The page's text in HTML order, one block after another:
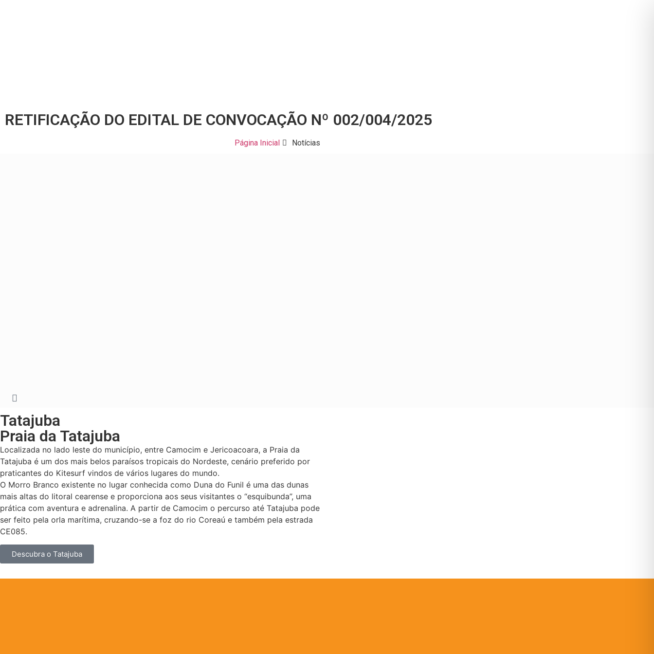
RETIFICAÇÃO DO EDITAL DE CONVOCAÇÃO Nº 002/004/2025
Página Inicial Notícias
Tatajuba
Praia da Tatajuba
Localizada no lado leste do município, entre Camocim e Jericoacoara, a Praia da
Tatajuba é um dos mais belos paraísos tropicais do Nordeste, cenário preferido por
praticantes do Kitesurf vindos de vários lugares do mundo.
O Morro Branco existente no lugar conhecida como Duna do Funil é uma das dunas
mais altas do litoral cearense e proporciona aos seus visitantes o “esquibunda”, uma
prática com aventura e adrenalina. A partir de Camocim o percurso até Tatajuba pode
ser feito pela orla marítima, cruzando-se a foz do rio Coreaú e também pela estrada
CE085.
Descubra o Tatajuba